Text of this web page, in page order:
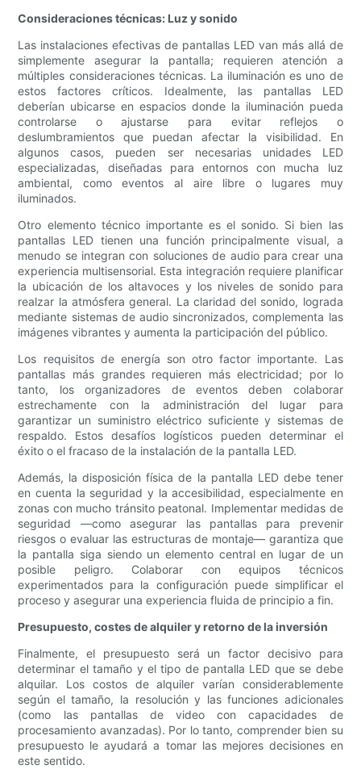
Consideraciones técnicas: Luz y sonido
Las instalaciones efectivas de pantallas LED van más allá de
simplemente asegurar la pantalla; requieren atención a
múltiples consideraciones técnicas. La iluminación es uno de
estos factores críticos. Idealmente, las pantallas LED
deberían ubicarse en espacios donde la iluminación pueda
controlarse o ajustarse para evitar reflejos o
deslumbramientos que puedan afectar la visibilidad. En
algunos casos, pueden ser necesarias unidades LED
especializadas, diseñadas para entornos con mucha luz
ambiental, como eventos al aire libre o lugares muy
iluminados.
Otro elemento técnico importante es el sonido. Si bien las
pantallas LED tienen una función principalmente visual, a
menudo se integran con soluciones de audio para crear una
experiencia multisensorial. Esta integración requiere planificar
la ubicación de los altavoces y los niveles de sonido para
realzar la atmósfera general. La claridad del sonido, lograda
mediante sistemas de audio sincronizados, complementa las
imágenes vibrantes y aumenta la participación del público.
Los requisitos de energía son otro factor importante. Las
pantallas más grandes requieren más electricidad; por lo
tanto, los organizadores de eventos deben colaborar
estrechamente con la administración del lugar para
garantizar un suministro eléctrico suficiente y sistemas de
respaldo. Estos desafíos logísticos pueden determinar el
éxito o el fracaso de la instalación de la pantalla LED.
Además, la disposición física de la pantalla LED debe tener
en cuenta la seguridad y la accesibilidad, especialmente en
zonas con mucho tránsito peatonal. Implementar medidas de
seguridad —como asegurar las pantallas para prevenir
riesgos o evaluar las estructuras de montaje— garantiza que
la pantalla siga siendo un elemento central en lugar de un
posible peligro. Colaborar con equipos técnicos
experimentados para la configuración puede simplificar el
proceso y asegurar una experiencia fluida de principio a fin.
Presupuesto, costes de alquiler y retorno de la inversión
Finalmente, el presupuesto será un factor decisivo para
determinar el tamaño y el tipo de pantalla LED que se debe
alquilar. Los costos de alquiler varían considerablemente
según el tamaño, la resolución y las funciones adicionales
(como las pantallas de video con capacidades de
procesamiento avanzadas). Por lo tanto, comprender bien su
presupuesto le ayudará a tomar las mejores decisiones en
este sentido.